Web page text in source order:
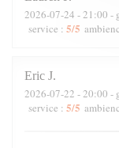
2026-07-24 - 21:00 -
service : 5/5
Eric J
2026-07-22 - 20:00 -
service : 5/5